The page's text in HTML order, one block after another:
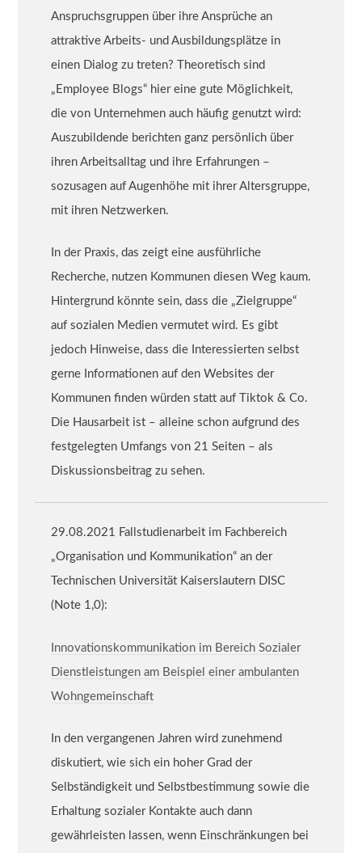
Anspruchsgruppen über ihre Ansprüche an
attraktive Arbeits- und Ausbildungsplätze in
einen Dialog zu treten? Theoretisch sind
„Employee Blogs“ hier eine gute Möglichkeit,
die von Unternehmen auch häufig genutzt wird:
Auszubildende berichten ganz persönlich über
ihren Arbeitsalltag und ihre Erfahrungen –
sozusagen auf Augenhöhe mit ihrer Altersgruppe,
mit ihren Netzwerken.
In der Praxis, das zeigt eine ausführliche
Recherche, nutzen Kommunen diesen Weg kaum.
Hintergrund könnte sein, dass die „Zielgruppe“
auf sozialen Medien vermutet wird. Es gibt
jedoch Hinweise, dass die Interessierten selbst
gerne Informationen auf den Websites der
Kommunen finden würden statt auf Tiktok & Co.
Die Hausarbeit ist – alleine schon aufgrund des
festgelegten Umfangs von 21 Seiten – als
Diskussionsbeitrag zu sehen.
29.08.2021 Fallstudienarbeit im Fachbereich
„Organisation und Kommunikation“ an der
Technischen Universität Kaiserslautern DISC
(Note 1,0):
Innovationskommunikation im Bereich Sozialer
Dienstleistungen am Beispiel einer ambulanten
Wohngemeinschaft
In den vergangenen Jahren wird zunehmend
diskutiert, wie sich ein hoher Grad der
Selbständigkeit und Selbstbestimmung sowie die
Erhaltung sozialer Kontakte auch dann
gewährleisten lassen, wenn Einschränkungen bei